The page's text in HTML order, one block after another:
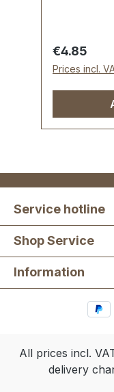
Regular
€4.85
Prices incl.
Service hotline
Shop Service
Information
All prices incl.
delivery